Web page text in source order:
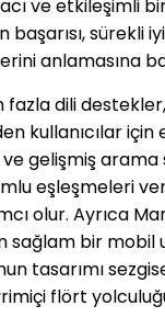
ve etkileşimli
başarısı, sürekli
anlamasına
dili
kullanıcılar için
ve gelişmiş
eşleşmeleri
olur. Ayrıca
sağlam bir
tasarımı
flört